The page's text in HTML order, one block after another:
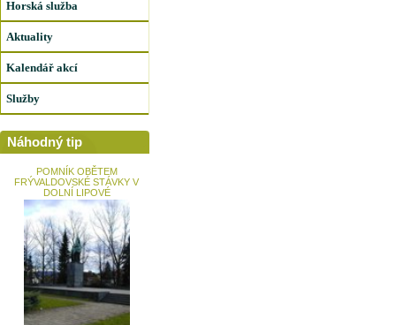
Horská služba
Aktuality
Kalendář akcí
Služby
Náhodný tip
POMNÍK OBĚTEM
FRÝVALDOVSKÉ STÁVKY V
DOLNÍ LIPOVÉ